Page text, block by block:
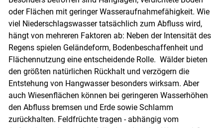
oder Flächen mit geringer Wasseraufnahmefähigkeit. Wie
viel Niederschlagswasser tatsächlich zum Abfluss wird,
hängt von mehreren Faktoren ab: Neben der Intensität des
Regens spielen Geländeform, Bodenbeschaffenheit und
Flächennutzung eine entscheidende Rolle. Wälder bieten
den größten natürlichen Rückhalt und verzögern die
Entstehung von Hangwasser besonders wirksam. Aber
auch Wiesenflächen können bei geringeren Wasserhöhen
den Abfluss bremsen und Erde sowie Schlamm
zurückhalten. Feldfrüchte tragen - abhängig vom